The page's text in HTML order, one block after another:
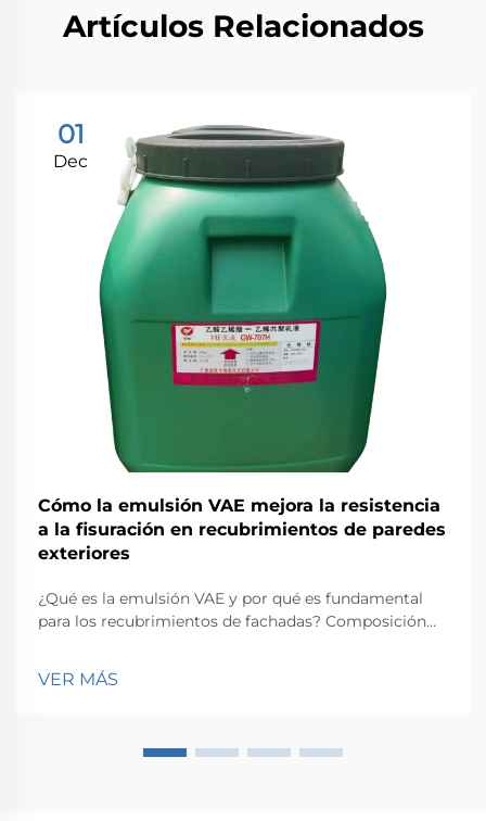
Artículos Relacionados
01
Dec
Cómo la emulsión VAE mejora la resistencia
a la fisuración en recubrimientos de paredes
exteriores
¿Qué es la emulsión VAE y por qué es fundamental
para los recubrimientos de fachadas? Composición
arquitectónicas. La emulsión VAE (acetato de vinilo-
etileno) es un copolímero en base acuosa sintetizado
VER MÁS